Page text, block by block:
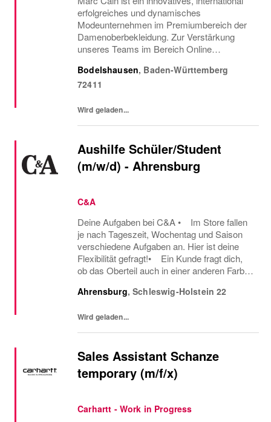
erfolgreiches und dyna­misches
Modeunternehmen im Premiumbereich der
Damenoberbekleidung. Zur Verstärkung
unseres Teams im Bereich Online
einenDigital Marketing Specialist (GN) -
Befristet auf 2 JahreHeadquarter...
Bodelshausen, Baden-Württemberg
72411
Wird geladen...
Aushilfe Schüler/Student
(m/w/d) - Ahrensburg
C&A
Deine Aufgaben bei C&A • Im Store fallen
je nach Tageszeit, Wochentag und Saison
verschiedene Aufgaben an. Hier ist deine
Flexibilität gefragt!• Ein Kunde fragt dich,
ob das Oberteil auch in einer anderen Farbe
gut zu der neuen Hose passt – hier...
Ahrensburg,Schleswig-Holstein 22
Wird geladen...
Sales Assistant Schanze
temporary (m/f/x)
Carhartt - Work in Progress